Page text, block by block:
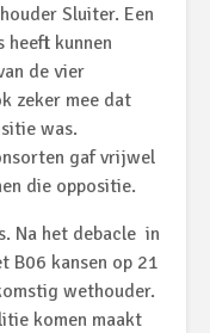
Sluiter. Een
kunnen
de vier
zeker mee dat
was.
gaf vrijwel
die oppositie.
Na het debacle in
B06 kansen op 21
wethouder.
komen maakt